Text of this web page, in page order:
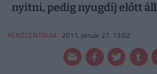
nyitni, pedig nyugdíj előtt áll
PÉNZCENTRUM 2011. január 27. 13:02